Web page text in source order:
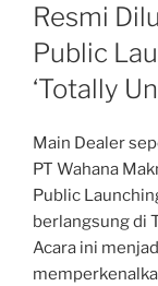
Resmi
Public
‘Totally
Main Dealer
PT Wahana
Public
berlangsung di
Acara ini